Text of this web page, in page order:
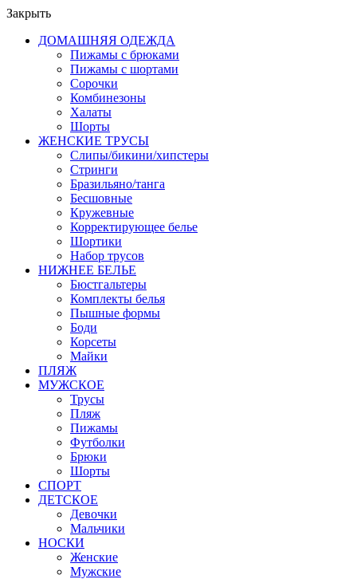
Закрыть
ДОМАШНЯЯ ОДЕЖДА
Пижамы с брюками
Пижамы с шортами
Сорочки
Комбинезоны
Халаты
Шорты
ЖЕНСКИЕ ТРУСЫ
Слипы/бикини/хипстеры
Стринги
Бразильяно/танга
Бесшовные
Кружевные
Корректирующее белье
Шортики
Набор трусов
НИЖНЕЕ БЕЛЬЕ
Бюстгальтеры
Комплекты белья
Пышные формы
Боди
Корсеты
Майки
ПЛЯЖ
МУЖСКОЕ
Трусы
Пляж
Пижамы
Футболки
Брюки
Шорты
СПОРТ
ДЕТСКОЕ
Девочки
Мальчики
НОСКИ
Женские
Мужские